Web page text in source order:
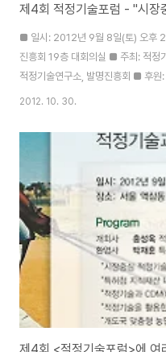
■ 일시: 2012년 9월 8일(토) 오후
진흥회 19층 대회의실 ■ 주최: 적정
적정기술연구소, 발명진흥회 ■ 후
"시장중심 적정기술 개발을 위한 방
2012. 10. 30.